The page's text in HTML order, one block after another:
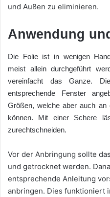
und Außen zu eliminieren.
Anwendung
Die Folie ist in wenigen
meist allein durchgeführt
vereinfacht das Ganze.
entsprechende Fenster
Größen, welche aber auch an
können. Mit einer Schere
zurechtschneiden.
Vor der Anbringung sollte
und getrocknet werden.
entsprechende Anleitung
anbringen. Dies funktioniert